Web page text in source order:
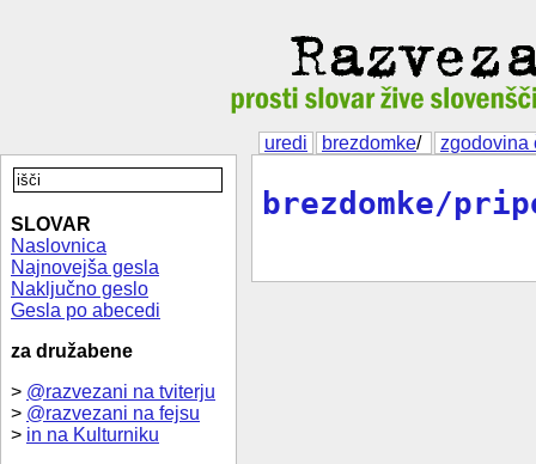
uredi brezdomke/ zgodovina
SLOVAR
Naslovnica
Najnovejša gesla
Naključno geslo
Gesla po abecedi
za družabene
> @razvezani na tviterju
> @razvezani na fejsu
> in na Kulturniku
brezdomke/